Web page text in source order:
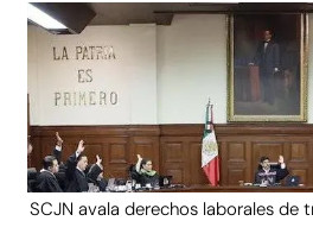
SCJN avala derechos laborales de